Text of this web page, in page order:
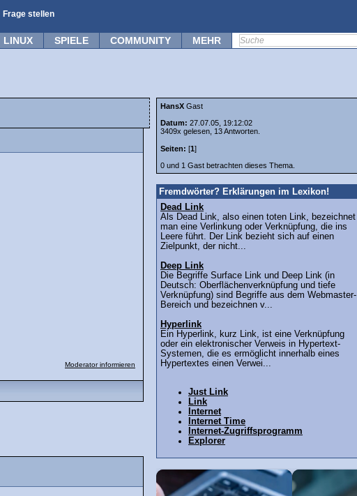
Frage stellen
LINUX SPIELE COMMUNITY MEHR
Moderator informieren
HansX Gast
Datum: 27.07.05, 19:12:02
3409x gelesen, 13 Antworten.
Seiten: [1]
0 und 1 Gast betrachten dieses Thema.
Fremdwörter? Erklärungen im Lexikon!
Dead Link
Als Dead Link, also einen toten Link, bezeichnet
man eine Verlinkung oder Verknüpfung, die ins
Leere führt. Der Link bezieht sich auf einen
Zielpunkt, der nicht...
Deep Link
Die Begriffe Surface Link und Deep Link (in
Deutsch: Oberflächenverknüpfung und tiefe
Verknüpfung) sind Begriffe aus dem Webmaster-
Bereich und bezeichnen v...
Hyperlink
Ein Hyperlink, kurz Link, ist eine Verknüpfung
oder ein elektronischer Verweis in Hypertext-
Systemen, die es ermöglicht innerhalb eines
Hypertextes einen Verwei...
Just Link
Link
Internet
Internet Time
Internet-Zugriffsprogramm
Explorer